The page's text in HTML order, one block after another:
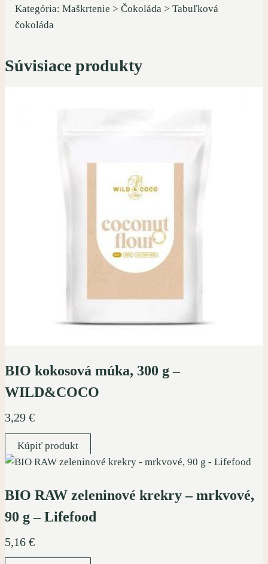
Kategória: Maškrtenie > Čokoláda > Tabuľková
čokoláda
Súvisiace produkty
BIO kokosová múka, 300 g –
WILD&COCO
3,29 €
Kúpiť produkt
BIO RAW zeleninové krekry – mrkvové,
90 g – Lifefood
5,16 €